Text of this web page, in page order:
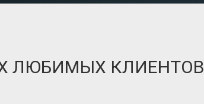
ЛЮБИМЫХ КЛИЕНТОВ